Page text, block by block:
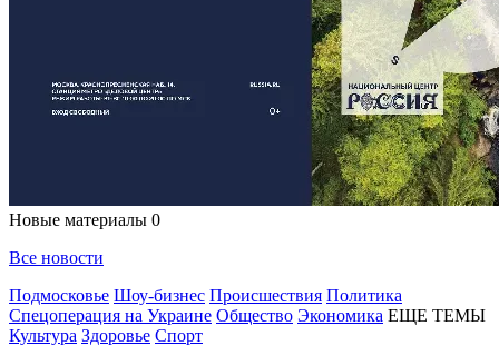
Новые материалы 0
Все новости
Подмосковье Шоу-бизнес Происшествия Политика
Спецоперация на Украине Общество Экономика ЕЩЕ ТЕМЫ
Культура Здоровье Спорт